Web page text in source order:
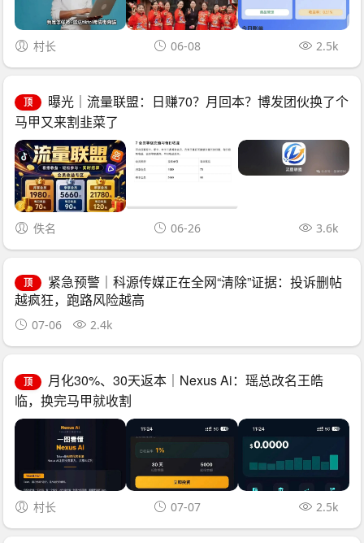
村长 06-08 2.5k
顶
曝光｜流量联盟：日赚70？月回本？博发团伙换了个
马甲又来割韭菜了
佚名 06-26 3.6k
顶
紧急预警｜科源传媒正在全网“清除”证据：投诉删帖
越疯狂，跑路风险越高
07-06 2.4k
顶
月化30%、30天返本｜Nexus Ai：瑶总改名王皓
临，换完马甲就收割
村长 07-07 2.5k